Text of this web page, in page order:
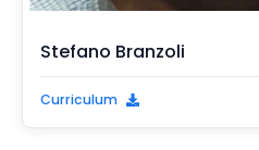
Stefano Branzoli
Curriculum